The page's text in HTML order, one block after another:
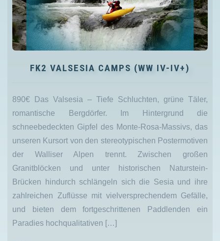
FK2 VALSESIA CAMPS (WW IV-IV+)
890€ Das Valsesia – Tiefe Schluchten, grüne Täler,
romantische Bergdörfer. Im Hintergrund die
schneebedeckten Gipfel des Monte-Rosa-Massivs, das
unseren Kursort von den stereotypischen Postermotiven
der Walliser Alpen trennt. Zwischen großen
Granitblöcken und unter historischen Naturstein-
Brücken hindurch schlängeln sich die Sesia und ihre
zahlreichen Zuflüsse mit vielversprechendem Gefälle,
und bieten dem fortgeschrittenen Paddlenden ein
Paradies hochqualitativen […]